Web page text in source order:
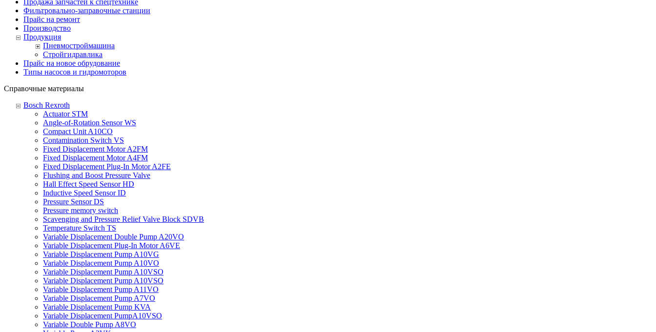
Продажа запчастей к спецтехнике
Фильтровально-заправочные станции
Прайс на ремонт
Производство
Продукция
Пневмостроймашина
Стройгидравлика
Прайс на новое обрудование
Типы насосов и гидромоторов
Справочные материалы
Bosсh Rexroth
Actuator STM
Angle-of-Rotation Sensor WS
Compact Unit A10CO
Contamination Switch VS
Fixed Displacement Motor A2FM
Fixed Displacement Motor A4FM
Fixed Displacement Plug-In Motor A2FE
Flushing and Boost Pressure Valve
Hall Effect Speed Sensor HD
Inductive Speed Sensor ID
Pressure Sensor DS
Pressure memory switch
Scavenging and Pressure Relief Valve Block SDVB
Temperature Switch TS
Variable Displacement Double Pump A20VO
Variable Displacement Plug-In Motor A6VE
Variable Displacement Pump A10VG
Variable Displacement Pump A10VO
Variable Displacement Pump A10VSO
Variable Displacement Pump A10VSO
Variable Displacement Pump A11VO
Variable Displacement Pump A7VO
Variable Displacement Pump KVA
Variable Displacement PumpA10VSO
Variable Double Pump A8VO